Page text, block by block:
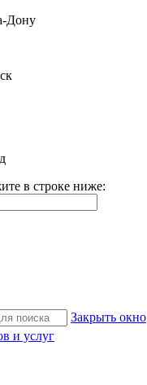
Дону
в строке ниже:
Закрыть окно
и услуг